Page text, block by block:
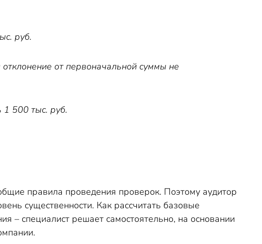
руб.
от первоначальной суммы не
1 500 тыс. руб.
правила проведения проверок. Поэтому аудитор
существенности. Как рассчитать базовые
– специалист решает самостоятельно, на основании